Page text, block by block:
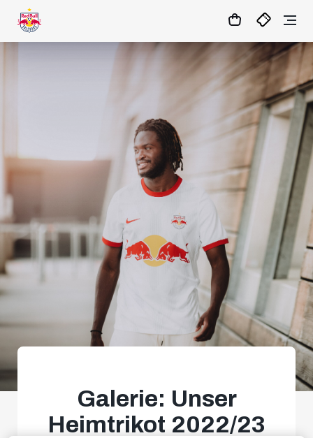
MATCHCENTER
Galerie: Unser
Heimtrikot 2022/23